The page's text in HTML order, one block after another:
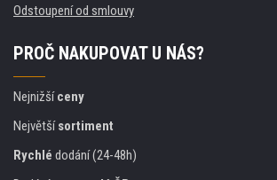
Odstoupení od smlouvy
PROČ NAKUPOVAT U NÁS?
Nejnižšíceny
Největšísortiment
Rychlé dodání (24-48h)